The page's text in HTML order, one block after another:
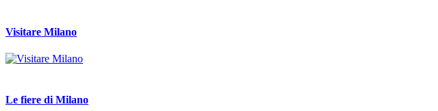
Visitare Milano
Le fiere di Milano